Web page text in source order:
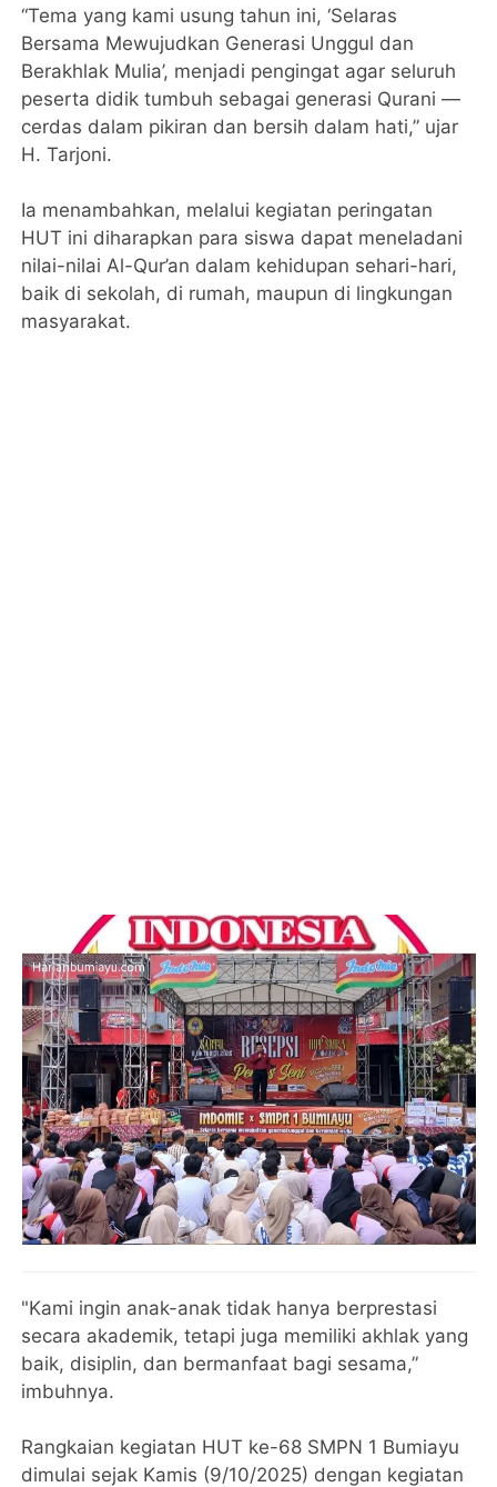
“Tema yang kami usung tahun ini, ‘Selaras
Bersama Mewujudkan Generasi Unggul dan
Berakhlak Mulia’, menjadi pengingat agar seluruh
peserta didik tumbuh sebagai generasi Qurani —
cerdas dalam pikiran dan bersih dalam hati,” ujar
H. Tarjoni.
Ia menambahkan, melalui kegiatan peringatan
HUT ini diharapkan para siswa dapat meneladani
nilai-nilai Al-Qur’an dalam kehidupan sehari-hari,
baik di sekolah, di rumah, maupun di lingkungan
masyarakat.
"Kami ingin anak-anak tidak hanya berprestasi
secara akademik, tetapi juga memiliki akhlak yang
baik, disiplin, dan bermanfaat bagi sesama,”
imbuhnya.
Rangkaian kegiatan HUT ke-68 SMPN 1 Bumiayu
dimulai sejak Kamis (9/10/2025) dengan kegiatan